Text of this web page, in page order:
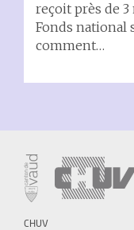
reçoit près de
Fonds national
comment…
CHUV